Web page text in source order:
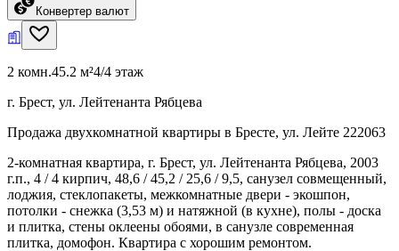
Конвертер валют
2 комн.45.2 м²4/4 этаж
г. Брест, ул. Лейтенанта Рябцева
Продажа двухкомнатной квартиры в Бресте, ул. Лейте 222063
2-комнатная квартира, г. Брест, ул. Лейтенанта Рябцева, 2003
г.п., 4 / 4 кирпич, 48,6 / 45,2 / 25,6 / 9,5, санузел совмещенный,
лоджия, стеклопакеты, межкомнатные двери - экошпон,
потолки - снежка (3,53 м) и натяжной (в кухне), полы - доска
и плитка, стены оклеены обоями, в санузле современная
плитка, домофон. Квартира с хорошим ремонтом.